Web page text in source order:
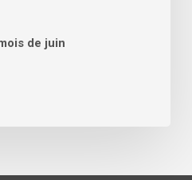
de juin